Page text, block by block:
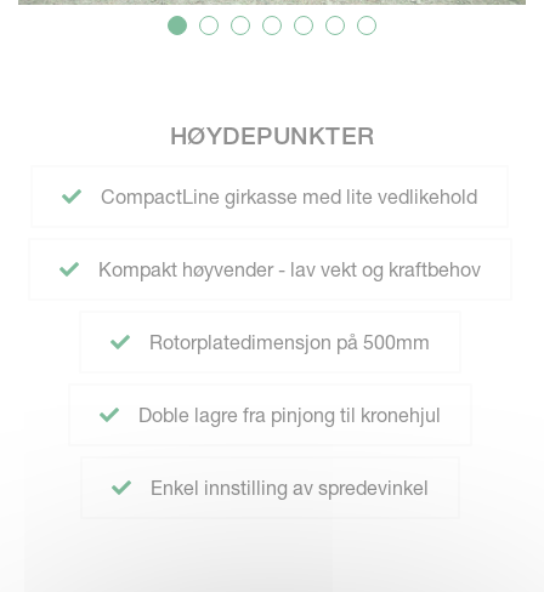
HØYDEPUNKTER
CompactLine girkasse med lite vedlikehold
Kompakt høyvender - lav vekt og kraftbehov
Rotorplatedimensjon på 500mm
Doble lagre fra pinjong til kronehjul
Enkel innstilling av spredevinkel